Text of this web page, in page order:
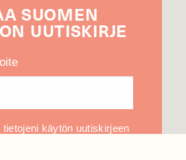
SUOMEN
UUTIS­KIRJE
käytön uutiskirjeen